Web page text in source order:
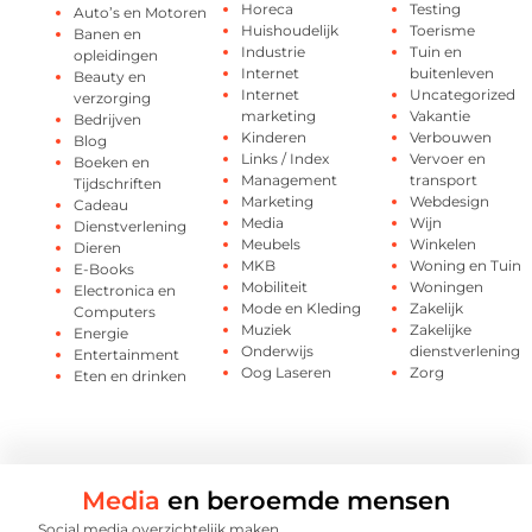
Auto’s en Motoren
Banen en
opleidingen
Beauty en
verzorging
Bedrijven
Blog
Boeken en
Tijdschriften
Cadeau
Dienstverlening
Dieren
E-Books
Electronica en
Computers
Energie
Entertainment
Eten en drinken
Horeca
Huishoudelijk
Industrie
Internet
Internet
marketing
Kinderen
Links / Index
Management
Marketing
Media
Meubels
MKB
Mobiliteit
Mode en Kleding
Muziek
Onderwijs
Oog Laseren
Testing
Toerisme
Tuin en
buitenleven
Uncategorized
Vakantie
Verbouwen
Vervoer en
transport
Webdesign
Wijn
Winkelen
Woning en Tuin
Woningen
Zakelijk
Zakelijke
dienstverlening
Zorg
Media en beroemde mensen